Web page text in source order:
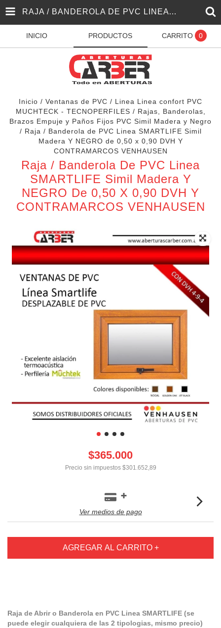
RAJA / BANDEROLA DE PVC LINEA SMARTLIFE SIMIL MADERA Y NEGRO DE 0,50 X 0,90 DVH Y CONTRAMARCOS VENHAUSEN
INICIO PRODUCTOS CARRITO 0
Inicio / Ventanas de PVC / Linea Linea confort PVC
MUCHTECK - TECNOPERFILES / Rajas, Banderolas,
Brazos Empuje y Paños Fijos PVC Simil Madera y Negro
/ Raja / Banderola de PVC Linea SMARTLIFE Simil
Madera Y NEGRO de 0,50 x 0,90 DVH Y
CONTRAMARCOS VENHAUSEN
Raja / Banderola De PVC Linea
SMARTLIFE Simil Madera Y
NEGRO De 0,50 X 0,90 DVH Y
CONTRAMARCOS VENHAUSEN
$365.000
Precio sin impuestos $301.652,89
Ver medios de pago
Raja de Abrir o Banderola en PVC Linea SMARTLIFE (se
puede elegir cualquiera de las 2 tipologias, mismo precio)